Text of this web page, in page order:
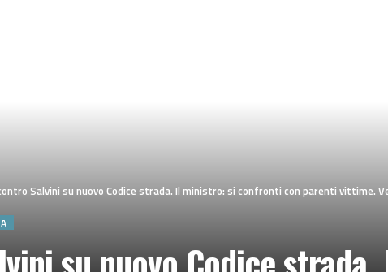
Salvini su nuovo Codice strada. Il ministro: si confronti con parenti vittime.